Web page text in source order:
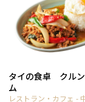
タイの食卓 クル
ム
レストラン・カフェ -